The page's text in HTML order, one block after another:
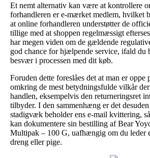
Et nemt alternativ kan være at kontrollere
forhandleren er e-mærket medlem, hvilket
at online forhandleren understøtter de
tillige med at shoppen regelmæssigt
har megen viden om de gældende
god chance for hjælpende service, ifald du
besvær i processen med dit køb.
Foruden dette foreslåes det at man er oppe
omkring de mest betydningsfulde vilkår
handlen, eksempelvis den returneringsret
tilbyder. I den sammenhæng er det
stadigvæk beholder ens e-mail kvittering,
kan dokumentere sin bestilling af Bear
Multipak – 100 G, uafhængig om du leder
dreng eller pige.